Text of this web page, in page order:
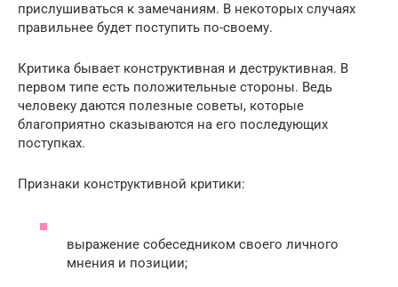
прислушиваться к замечаниям. В некоторых случаях
правильнее будет поступить по-своему.
Критика бывает конструктивная и деструктивная. В
первом типе есть положительные стороны. Ведь
человеку даются полезные советы, которые
благоприятно сказываются на его последующих
поступках.
Признаки конструктивной критики:
выражение собеседником своего личного
мнения и позиции;